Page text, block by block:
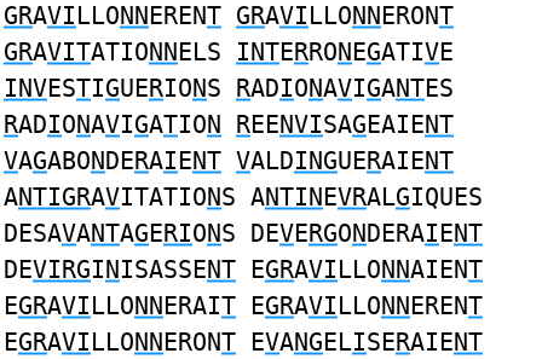
GRAVILLONNERENT GRAVILLONNERONT
GRAVITATIONNELS INTERRONEGATIVE
INVESTIGUERIONS RADIONAVIGANTES
RADIONAVIGATION REENVISAGEAIENT
VAGABONDERAIENT VALDINGUERAIENT
ANTIGRAVITATIONS ANTINEVRALGIQUES
DESAVANTAGERIONS DEVERGONDERAIENT
DEVIRGINISASSENT EGRAVILLONNAIENT
EGRAVILLONNERAIT EGRAVILLONNERENT
EGRAVILLONNERONT EVANGELISERAIENT